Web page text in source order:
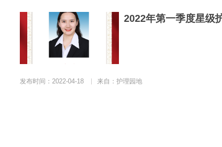
2022年第一季度星级
发布时间：2022-04-18 来自：护理园地